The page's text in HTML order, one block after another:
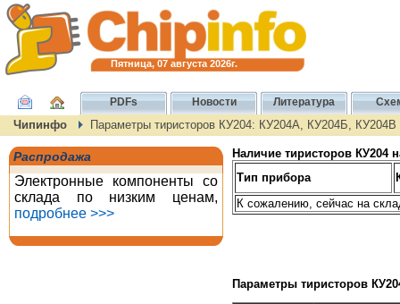
Пятница, 07 августа 2026г.
PDFs Новости Литература
Чипинфо Параметры тиристоров КУ204: КУ204А, КУ204Б, КУ204В
Распродажа
Электронные компоненты со
склада по низким ценам,
подробнее >>>
Наличие тиристоров КУ204
Тип прибора
К сожалению, сейчас на
Параметры тиристоров